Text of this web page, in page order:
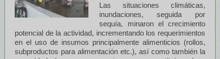
Las situaciones climáticas,
inundaciones, seguida por
sequía, minaron el crecimiento
potencial de la actividad, incrementando los requerimientos
en el uso de insumos principalmente alimenticios (rollos,
subproductos para alimentación etc.), así como también la